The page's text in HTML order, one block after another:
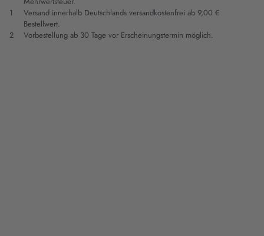
1
Versand innerhalb Deutschlands versandkostenfrei ab 9,00 €
Bestellwert.
2
Vorbestellung ab 30 Tage vor Erscheinungstermin möglich.